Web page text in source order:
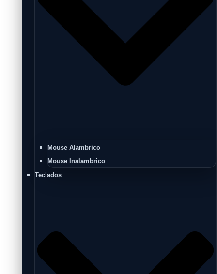
Mouse Alambrico
Mouse Inalambrico
Teclados